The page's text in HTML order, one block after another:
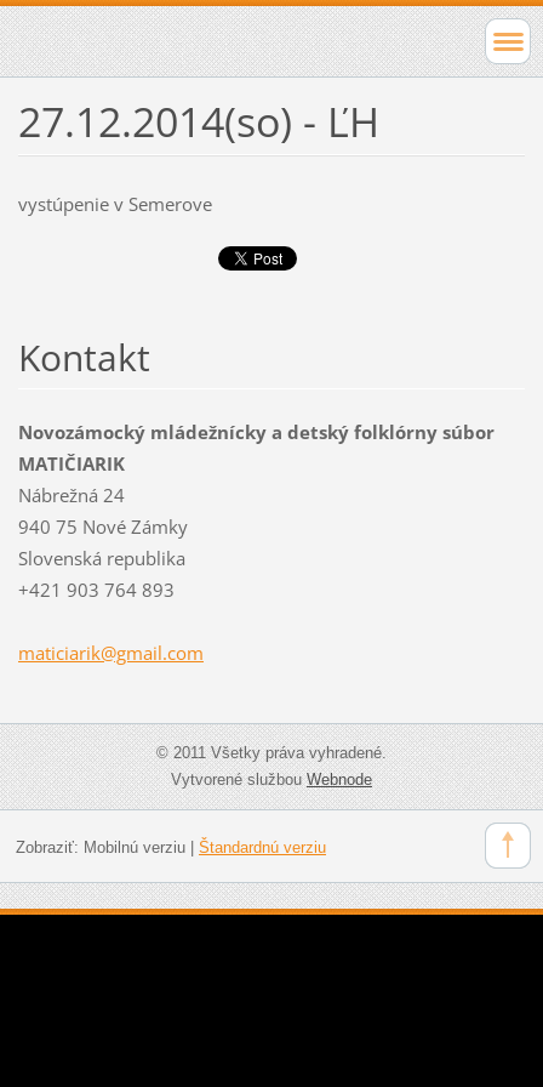
27.12.2014(so) - ĽH
vystúpenie v Semerove
Kontakt
Novozámocký mládežnícky a detský folklórny súbor
MATIČIARIK
Nábrežná 24
940 75 Nové Zámky
Slovenská republika
+421 903 764 893
maticiarik@gmail.com
© 2011 Všetky práva vyhradené.
Vytvorené službouWebnode
Zobraziť: Mobilnú verziu| Štandardnú verziu